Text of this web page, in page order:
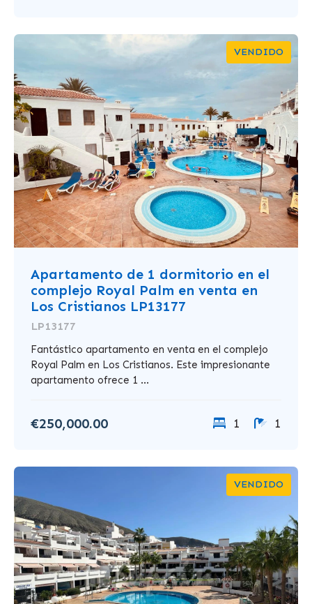
VENDIDO
Apartamento de 1 dormitorio en el
complejo Royal Palm en venta en
Los Cristianos LP13177
LP13177
Fantástico apartamento en venta en el complejo
Royal Palm en Los Cristianos. Este impresionante
apartamento ofrece 1 ...
€250,000.00 1 1
VENDIDO